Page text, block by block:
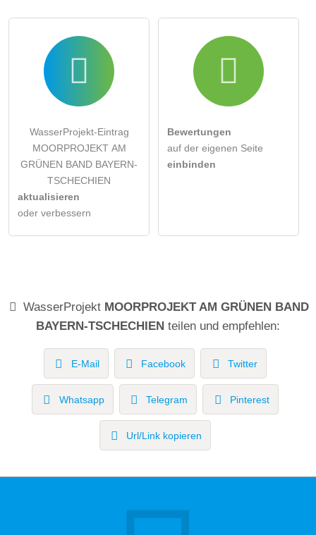
WasserProjekt-Eintrag
MOORPROJEKT AM
GRÜNEN BAND BAYERN-
TSCHECHIEN
aktualisieren
oder verbessern
Bewertungen
auf der eigenen Seite
einbinden
WasserProjekt MOORPROJEKT AM GRÜNEN BAND
BAYERN-TSCHECHIEN teilen und empfehlen:
E-Mail Facebook Twitter
Whatsapp Telegram Pinterest
Url/Link kopieren